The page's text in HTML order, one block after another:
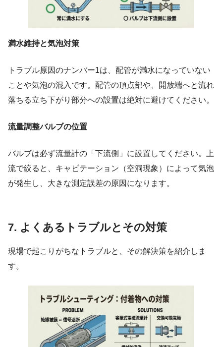
満水維持と気泡対策
トラブル原因のナンバー1は、配管が満水になっていない
ことや気泡の混入です。配管の頂点部や、開放端へと流れ
落ちる立ち下がり部分への設置は絶対に避けてください。
流量調整バルブの位置
バルブは必ず流量計の「下流側」に設置してください。上
流で絞ると、キャビテーション（空洞現象）によって気泡
が発生し、大きな測定誤差の原因になります。
7. よくあるトラブルとその対策
現場で起こりがちなトラブルと、その解決策を紹介しま
す。